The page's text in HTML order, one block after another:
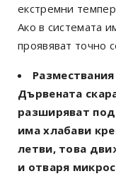
екстремни
Ако в системата
проявяват точно
Дървената
разширяват
има хлабави
летви, това
и отваря